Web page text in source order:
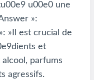
u00e0 une
»:
»Il est crucial de
et
parfums
agressifs.